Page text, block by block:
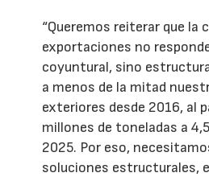
“Queremos reiterar que la
exportaciones no
coyuntural, sino
a menos de la mitad
exteriores desde 2016, al
millones de toneladas a
2025. Por eso,
soluciones estructurales,